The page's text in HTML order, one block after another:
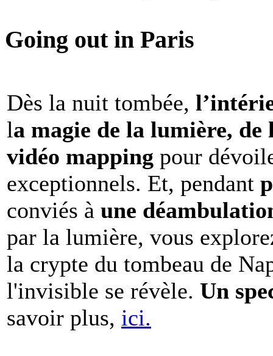
Going out in Paris
Dès la nuit tombée,
la magie de la lumière,
vidéo mapping pour
exceptionnels. Et, pendant
conviés à une
par la lumière, vous
la crypte du tombeau de
l'invisible se révèle. Un
savoir plus, ici.